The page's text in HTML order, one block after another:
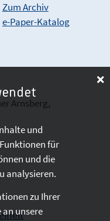
Zum Archiv
e-Paper-Katalog
Arnsberg,
und
für
und die
analysieren.
zu Ihrer
an unsere